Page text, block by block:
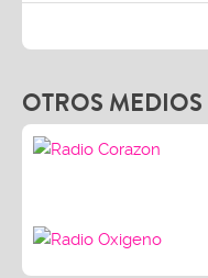
OTROS MEDIOS